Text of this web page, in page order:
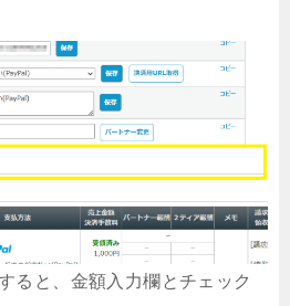
ると、金額入力欄とチェック